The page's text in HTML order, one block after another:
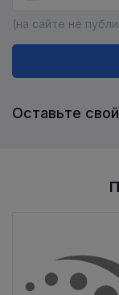
(на сайте не
Оставьте